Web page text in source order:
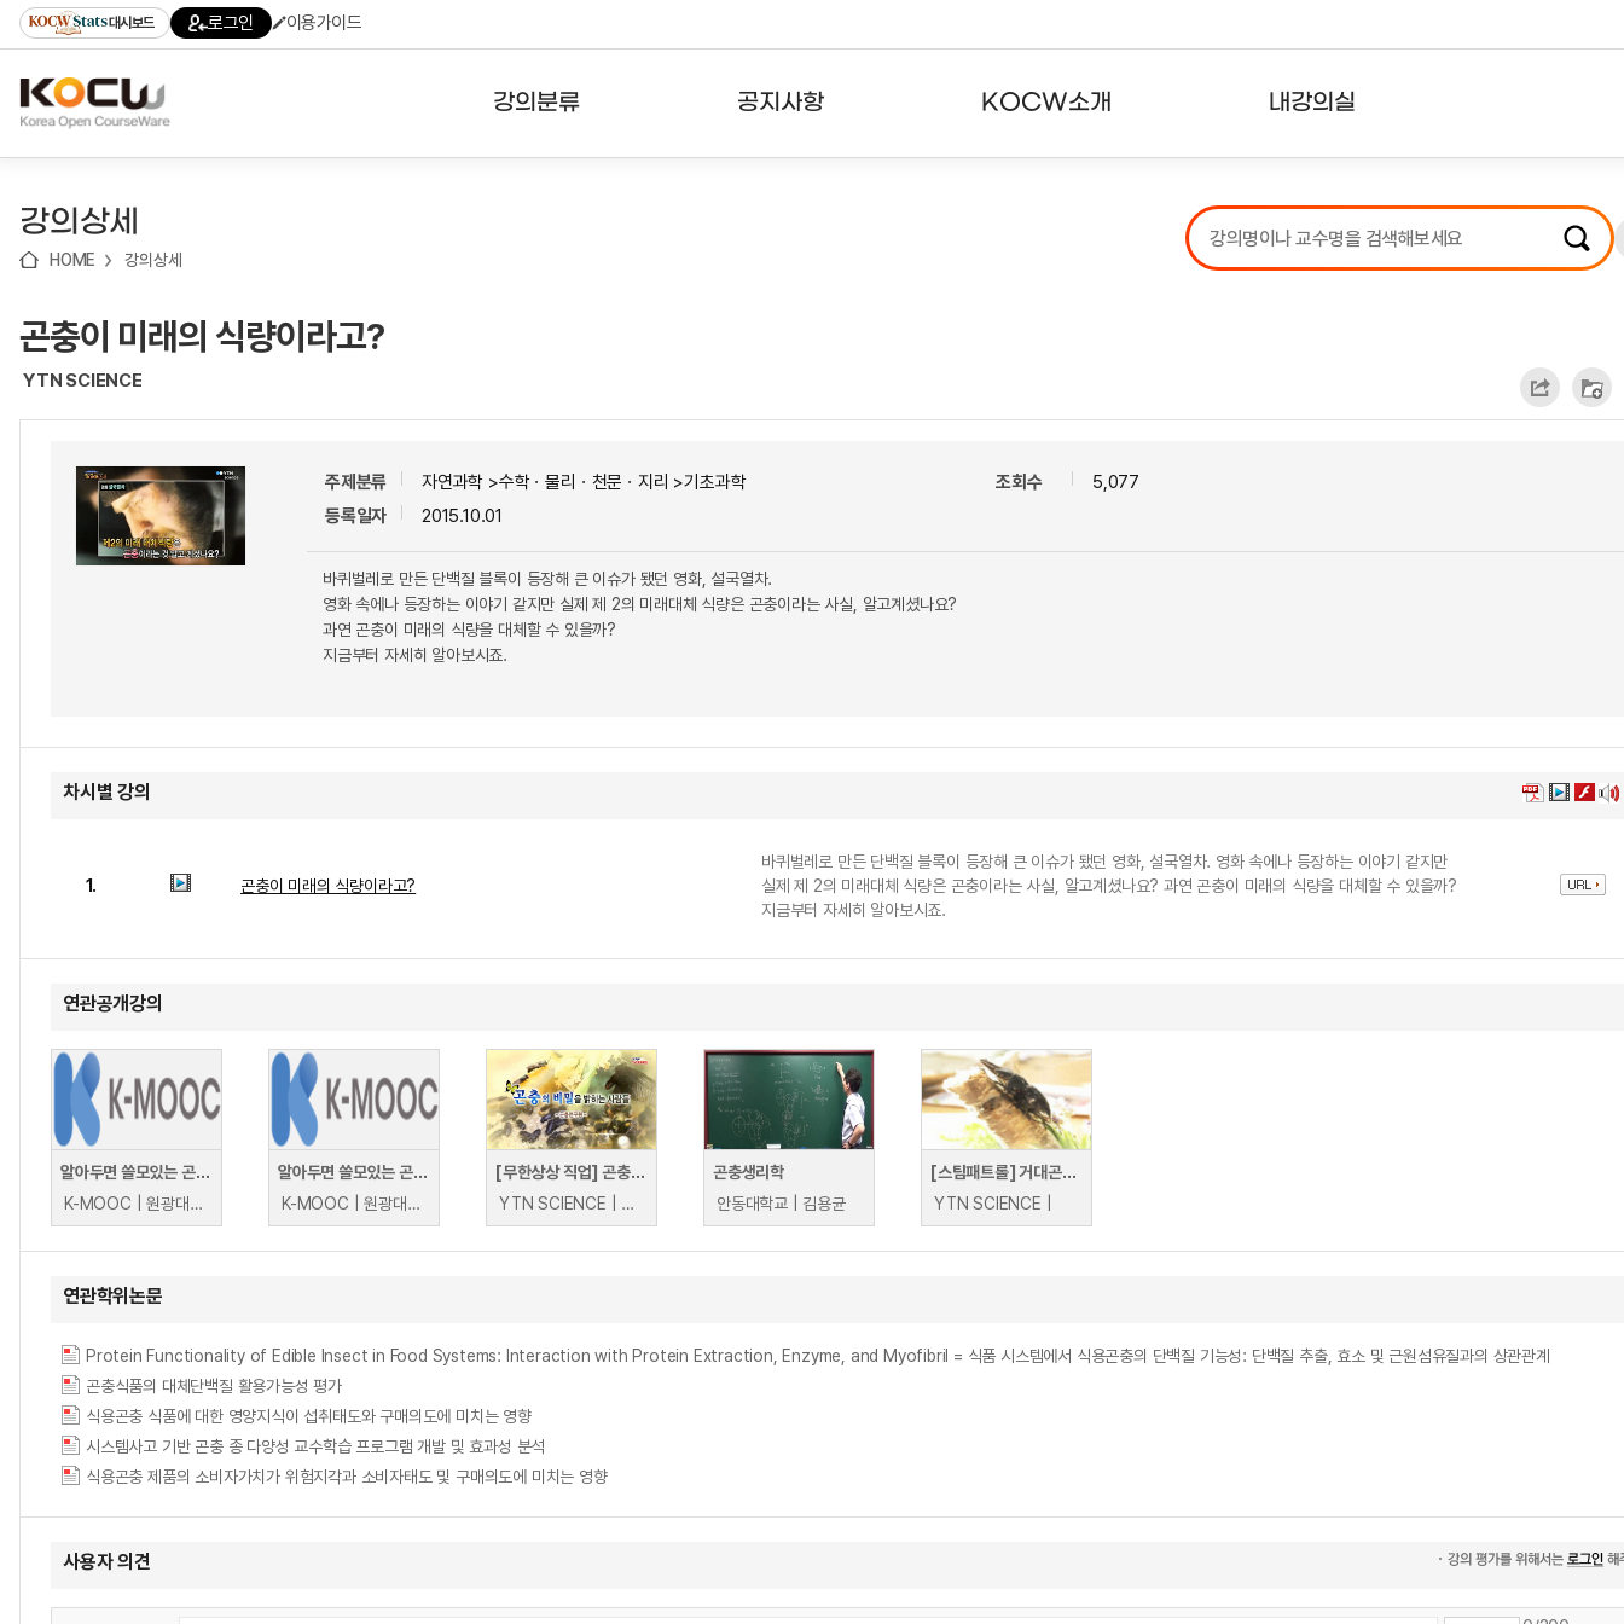
기
기
기
content)
가
대시보드 로그인 이용가이드
강의분류 공지사항 KOCW소개 내강의실
강의리스트
수강확인증강의
강의상세
HOME 강의상세
곤충이 미래의 식량이라고?
YTN SCIENCE
주제분류
자연과학 >수학ㆍ물리ㆍ천문ㆍ지리 >기초과학
등록일자
2015.10.01
조회수 5,077
바퀴벌레로 만든 단백질 블록이 등장해 큰 이슈가 됐던 영화, 설국열차.
영화 속에나 등장하는 이야기 같지만 실제 제 2의 미래대체 식량은 곤충이라는 사실, 알고계셨나요?
과연 곤충이 미래의 식량을 대체할 수 있을까?
지금부터 자세히 알아보시죠.
차시별 강의
1. 곤충이 미래의 식량이라고?
바퀴벌레로 만든 단백질 블록이 등장해 큰 이슈가 됐던 영화, 설국열차. 영화 속에나 등장하는 이야기 같지만
실제 제 2의 미래대체 식량은 곤충이라는 사실, 알고계셨나요? 과연 곤충이 미래의 식량을 대체할 수 있을까?
지금부터 자세히 알아보시죠.
연관공개강의
알아두면 쓸모있는 곤충이야기
K-MOOC | 원광대학교 임종옥
알아두면 쓸모있는 곤충이야기
K-MOOC | 원광대학교 임종옥
[무한상상 직업] 곤충의 비밀을 밝히는 사람들` - 곤충연구원
YTN SCIENCE | YTN SCIENCE
곤충생리학
안동대학교 | 김용균
[스팀패트롤] 거대곤충으로 창의력을 키워라
YTN SCIENCE |
연관학위논문
Protein Functionality of Edible Insect in Food Systems: Interaction with Protein Extraction, Enzyme, and Myofibril = 식품 시스템에서 식용곤충의 단백질 기능성: 단백질 추출, 효소 및 근원섬유질과의 상관관계
곤충식품의 대체단백질 활용가능성 평가
식용곤충 식품에 대한 영양지식이 섭취태도와 구매의도에 미치는 영향
시스템사고 기반 곤충 종 다양성 교수학습 프로그램 개발 및 효과성 분석
식용곤충 제품의 소비자가치가 위험지각과 소비자태도 및 구매의도에 미치는 영향
사용자 의견